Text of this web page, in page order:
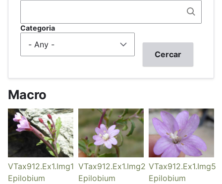
Categoria
Macro
VTax912.Ex1.Img1
Epilobium
VTax912.Ex1.Img2
Epilobium
VTax912.Ex1.Img5
Epilobium